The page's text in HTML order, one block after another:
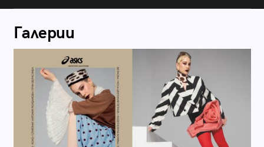
Галерии